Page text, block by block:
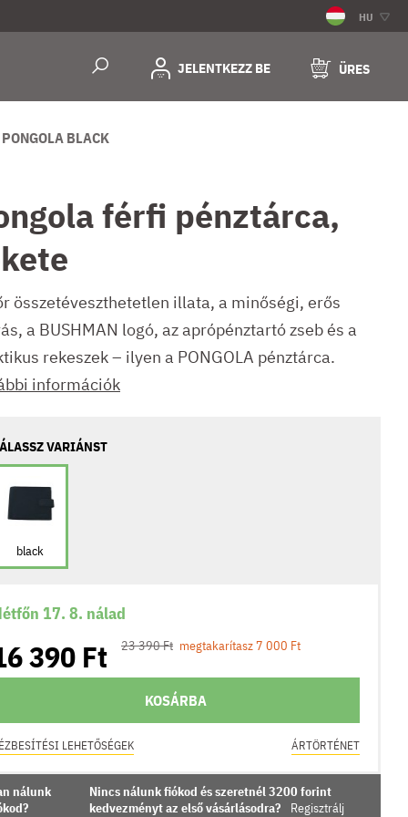
HU
JELENTKEZZ BE ÜRES
BLACK
férfi pénztárca,
összetéveszthetetlen illata, a minőségi, erős
a BUSHMAN logó, az aprópénztartó zseb és a
rekeszek – ilyen a PONGOLA pénztárca.
információk
VARIÁNST
black
17. 8. nálad
390 Ft 23 390 Ft megtakarítasz 7 000 Ft
KOSÁRBA
LEHETŐSÉGEK ÁRTÖRTÉNET
nálunk
Nincs nálunk fiókod és szeretnél 3200 forint
kedvezményt az első vásárlásodra?
Regisztrálj